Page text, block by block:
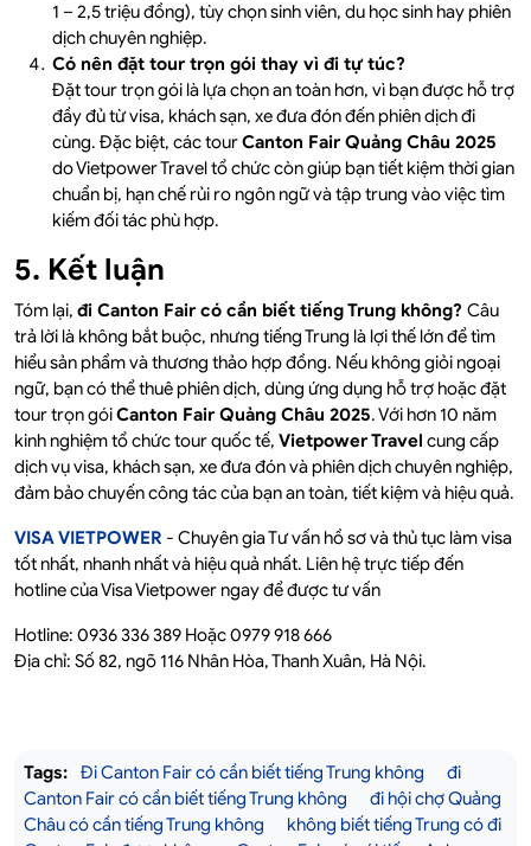
1 – 2,5 triệu đồng), tùy chọn sinh viên, du học sinh hay phiên
dịch chuyên nghiệp.
Có nên đặt tour trọn gói thay vì đi tự túc?
Đặt tour trọn gói là lựa chọn an toàn hơn, vì bạn được hỗ trợ
đầy đủ từ visa, khách sạn, xe đưa đón đến phiên dịch đi
cùng. Đặc biệt, các tourCanton Fair Quảng Châu 2025
do Vietpower Travel tổ chức còn giúp bạn tiết kiệm thời gian
chuẩn bị, hạn chế rủi ro ngôn ngữ và tập trung vào việc tìm
kiếm đối tác phù hợp.
5. Kết luận
Tóm lại, đi Canton Fair có cần biết tiếng Trung không? Câu
trả lời là không bắt buộc, nhưng tiếng Trung là lợi thế lớn để tìm
hiểu sản phẩm và thương thảo hợp đồng. Nếu không giỏi ngoại
ngữ, bạn có thể thuê phiên dịch, dùng ứng dụng hỗ trợ hoặc đặt
tour trọn góiCanton Fair Quảng Châu 2025. Với hơn 10 năm
kinh nghiệm tổ chức tour quốc tế, Vietpower Travel cung cấp
dịch vụ visa, khách sạn, xe đưa đón và phiên dịch chuyên nghiệp,
đảm bảo chuyến công tác của bạn an toàn, tiết kiệm và hiệu quả.
VISA VIETPOWER - Chuyên gia Tư vấn hồ sơ và thủ tục làm visa
tốt nhất, nhanh nhất và hiệu quả nhất. Liên hệ trực tiếp đến
hotline của Visa Vietpower ngay để được tư vấn
Hotline: 0936 336 389 Hoặc 0979 918 666
Địa chỉ: Số 82, ngõ 116 Nhân Hòa, Thanh Xuân, Hà Nội.
Tags: Đi Canton Fair có cần biết tiếng Trung không
đi
Canton Fair có cần biết tiếng Trung không
đi hội chợ Quảng
Châu có cần tiếng Trung không
không biết tiếng Trung có đi